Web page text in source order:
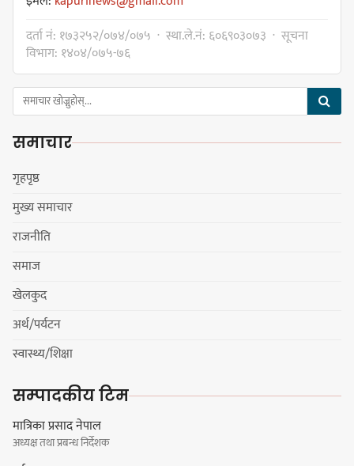
स्वपहिचानविहीन राई बन्ने कि
स्वपहिचानसहित 'राउटे !'
नेपाली काँग्रेस सभापति गगन थापालाई
सुनसरीका कार्यकर्ताको आग्रह
दर्ता नं: १७३२५२/०७४/०७५ · स्था.ले.नं: ६०६९०३०७३ · सूचना
विभाग: १४०४/०७५-७६
समाचार
गृहपृष्ठ
मुख्य समाचार
राजनीति
समाज
खेलकुद
अर्थ/पर्यटन
स्वास्थ्य/शिक्षा
सम्पादकीय टिम
मात्रिका प्रसाद नेपाल
अध्यक्ष तथा प्रबन्ध निर्देशक